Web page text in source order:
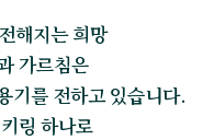
해지는 희망
가르침은
기를 전하고 있습니다.
링 하나로